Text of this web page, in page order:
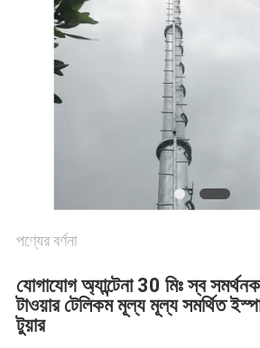
PRIVACY
POLICY
পণ্যের বর্ণনা
যোগাযোগ অ্যান্টেনা 30 মিঃ স্ব
টাওয়ার টেলিকম মূল্য মূল্য সমর্থিত
টুয়ার